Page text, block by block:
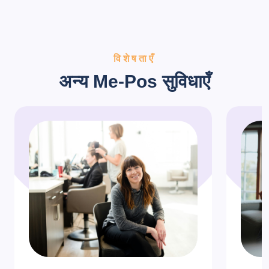
विशेषताएँ
अन्य Me-Pos सुविधाएँ